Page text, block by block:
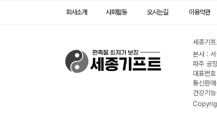
회사소개 사회활동 오시는길 이용약관
세종기
본사 :
파주 공
대표번
통신판
건강기